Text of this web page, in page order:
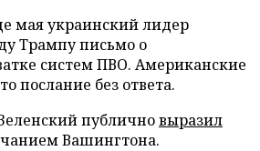
мая украинский лидер
Трампу письмо о
систем ПВО. Американские
послание без ответа.
публичновыразил
Вашингтона.